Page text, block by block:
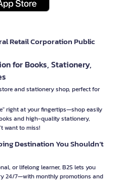
Retail Corporation Public
for Books, Stationery,
and stationery shop, perfect for
right at your fingertips—shop easily
and high-quality stationery,
want to miss!
Destination You Shouldn’t
or lifelong learner, B2S lets you
24/7—with monthly promotions and